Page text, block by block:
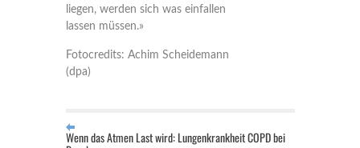
liegen, werden sich was einfallen
lassen müssen.»
Fotocredits: Achim Scheidemann
(dpa)
Wenn das Atmen Last wird: Lungenkrankheit COPD bei